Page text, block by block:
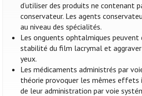
d’utiliser des produits ne contenant
conservateur. Les agents
au niveau des spécialités.
Les onguents ophtalmiques
stabilité du film lacrymal et aggraver
yeux.
Les médicaments administrés par
théorie provoquer les mêmes effets
de leur administration par voie